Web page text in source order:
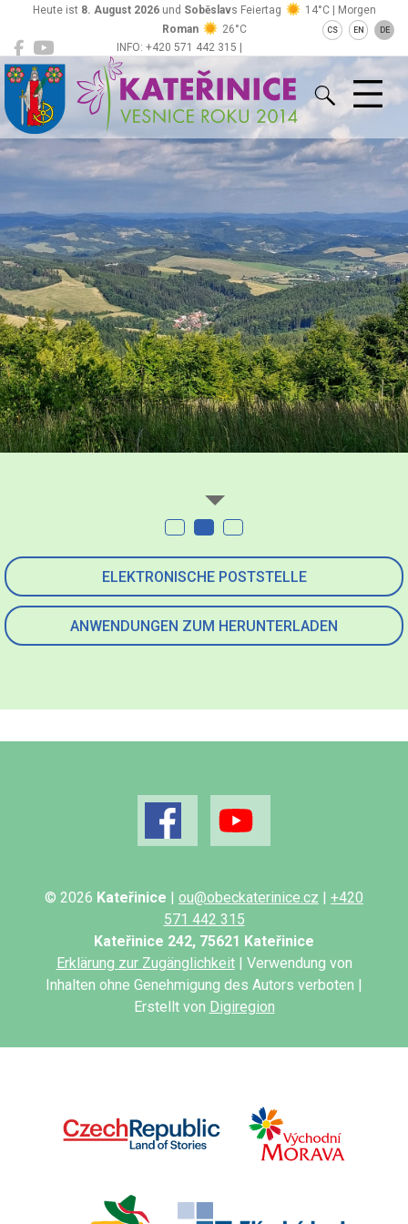
INFO: +420 571 442 315 |
ou@obeckaterinice.cz
Heute ist 8. August 2026und Soběslavs Feiertag
14°C | Morgen
Roman
26°C CS EN DE
Kateřinice
ELEKTRONISCHE POSTSTELLE
ANWENDUNGEN ZUM HERUNTERLADEN
© 2026 Kateřinice | ou@obeckaterinice.cz | +420
571 442 315
Kateřinice 242, 75621 Kateřinice
Erklärung zur Zugänglichkeit| Verwendung von
Inhalten ohne Genehmigung des Autors verboten |
Erstellt von Digiregion